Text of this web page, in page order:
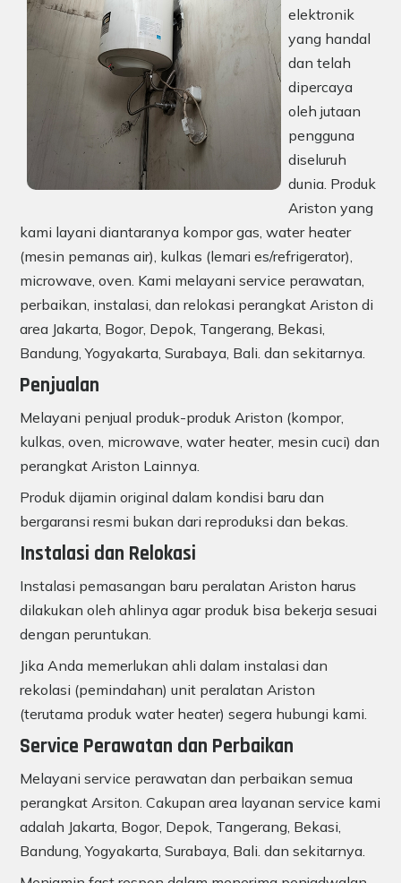
elektronik
yang handal
dan telah
dipercaya
oleh jutaan
pengguna
diseluruh
dunia. Produk
Ariston yang
kami layani diantaranya kompor gas, water heater
(mesin pemanas air), kulkas (lemari es/refrigerator),
microwave, oven. Kami melayani service perawatan,
perbaikan, instalasi, dan relokasi perangkat Ariston di
area Jakarta, Bogor, Depok, Tangerang, Bekasi,
Bandung, Yogyakarta, Surabaya, Bali. dan sekitarnya.
Penjualan
Melayani penjual produk-produk Ariston (kompor,
kulkas, oven, microwave, water heater, mesin cuci) dan
perangkat Ariston Lainnya.
Produk dijamin original dalam kondisi baru dan
bergaransi resmi bukan dari reproduksi dan bekas.
Instalasi dan Relokasi
Instalasi pemasangan baru peralatan Ariston harus
dilakukan oleh ahlinya agar produk bisa bekerja sesuai
dengan peruntukan.
Jika Anda memerlukan ahli dalam instalasi dan
rekolasi (pemindahan) unit peralatan Ariston
(terutama produk water heater) segera hubungi kami.
Service Perawatan dan Perbaikan
Melayani service perawatan dan perbaikan semua
perangkat Arsiton. Cakupan area layanan service kami
adalah Jakarta, Bogor, Depok, Tangerang, Bekasi,
Bandung, Yogyakarta, Surabaya, Bali. dan sekitarnya.